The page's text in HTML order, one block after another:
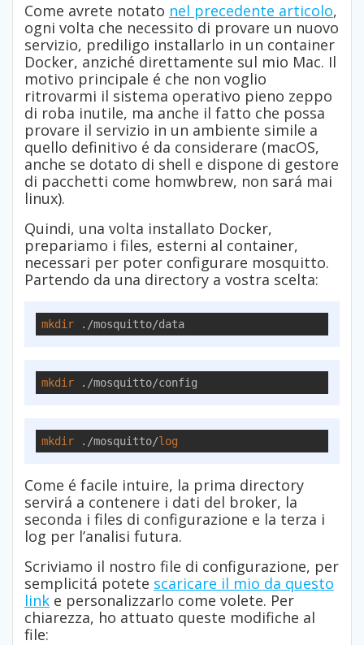
Come avrete notato nel precedente articolo,
ogni volta che necessito di provare un nuovo
servizio, prediligo installarlo in un container
Docker, anziché direttamente sul mio Mac. Il
motivo principale é che non voglio
ritrovarmi il sistema operativo pieno zeppo
di roba inutile, ma anche il fatto che possa
provare il servizio in un ambiente simile a
quello definitivo é da considerare (macOS,
anche se dotato di shell e dispone di gestore
di pacchetti come homwbrew, non sará mai
linux).
Quindi, una volta installato Docker,
prepariamo i files, esterni al container,
necessari per poter configurare mosquitto.
Partendo da una directory a vostra scelta:
mkdir ./mosquitto/data
mkdir ./mosquitto/config
mkdir ./mosquitto/log
Come é facile intuire, la prima directory
servirá a contenere i dati del broker, la
seconda i files di configurazione e la terza i
log per l’analisi futura.
Scriviamo il nostro file di configurazione, per
semplicitá potete scaricare il mio da questo
link e personalizzarlo come volete. Per
chiarezza, ho attuato queste modifiche al
file: